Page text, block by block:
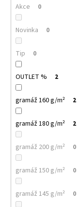
Akce 0
Novinka 0
Tip 0
OUTLET % 2
gramáž 160 g/m² 2
gramáž 180 g/m² 2
gramáž 200 g/m² 0
gramáž 150 g/m² 0
gramáž 145 g/m² 0
m
MULTIFUNKČNÍ
ŠÁTEK
NANUK
32
Kč